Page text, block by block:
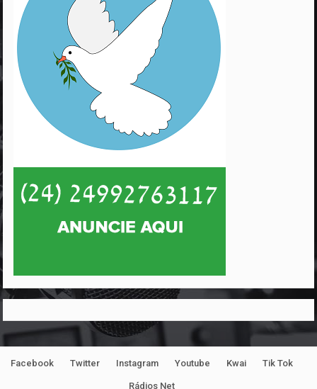
Facebook Twitter Instagram Youtube Kwai Tik Tok
Rádios Net